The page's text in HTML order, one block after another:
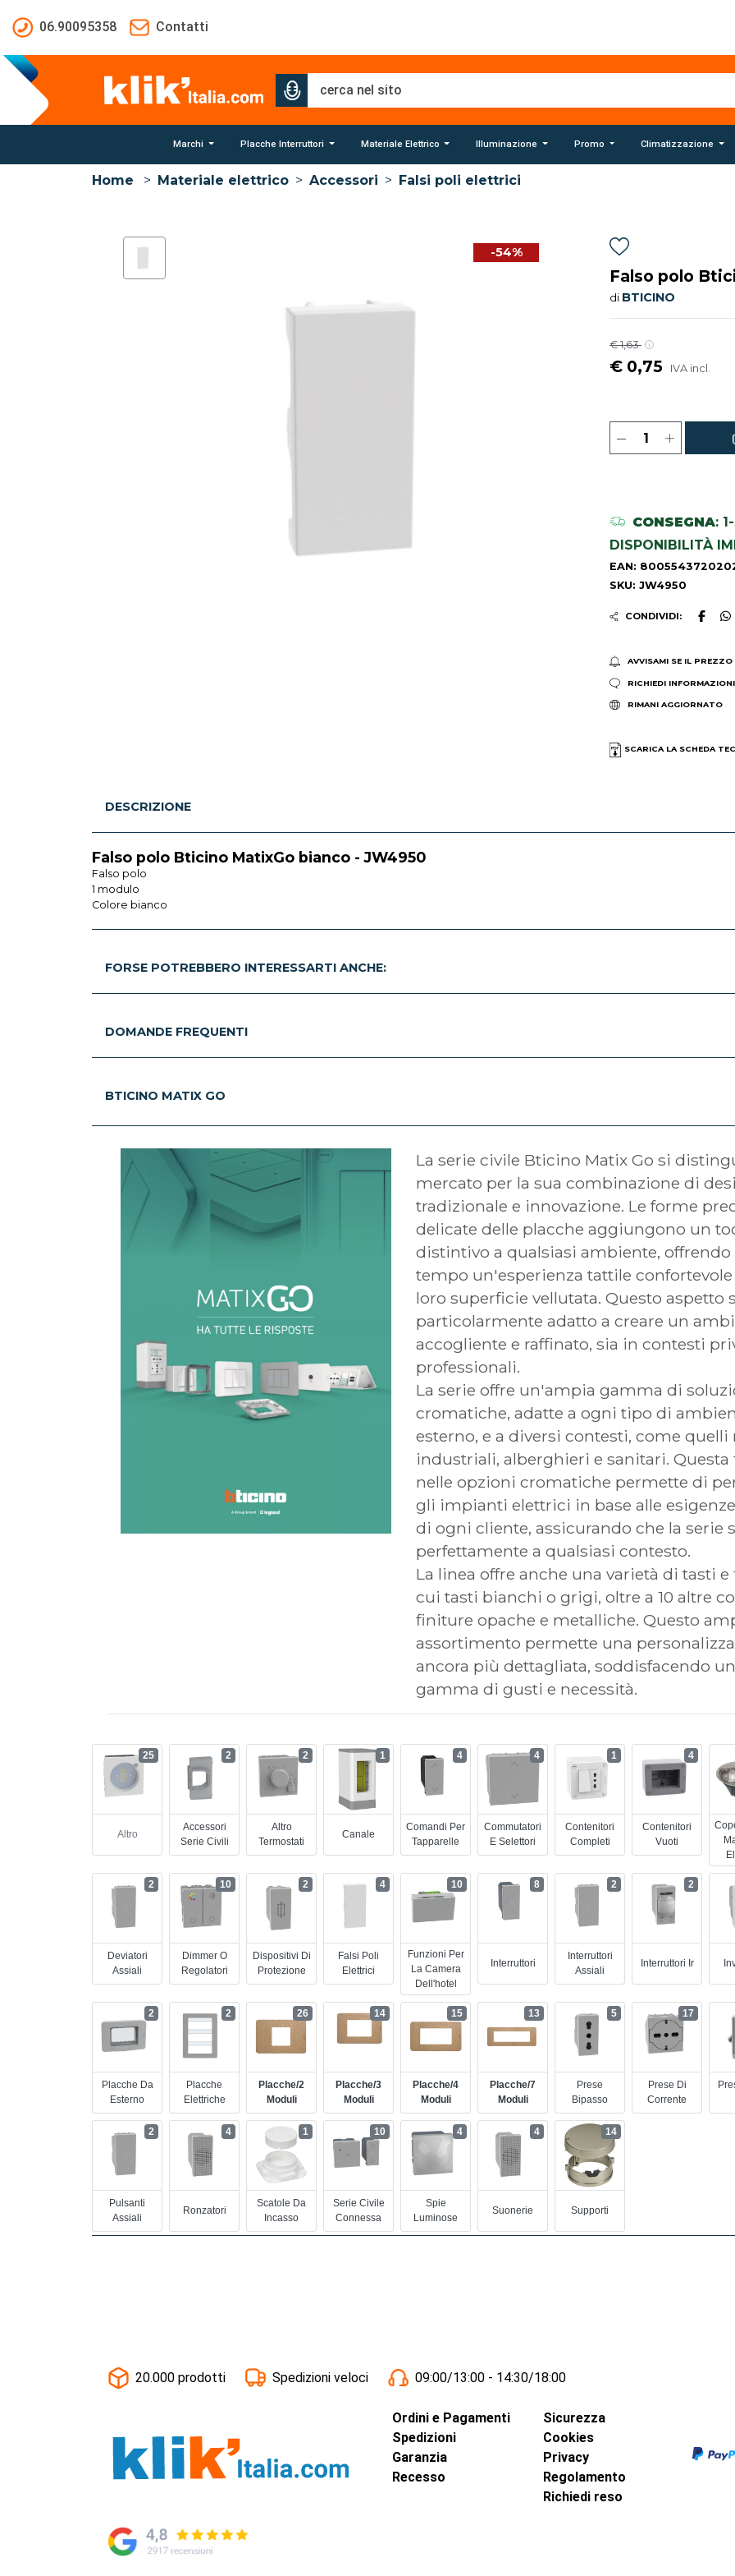
06.90095358
Contatti
Marchi Placche Interruttori Materiale Elettrico Illuminazione Promo Climatizzazione
Home > Materiale elettrico > Accessori > Falsi poli elettrici
-54%
Falso polo
di BTICINO
€ 1,63
€ 0,75 IVA incl.
CONSEGNA:
DISPONIBILITÀ
EAN:
SKU: JW4950
CONDIVIDI:
AVVISAMI SE IL PREZZO
RICHIEDI INFORMAZIONI
RIMANI AGGIORNATO
SCARICA LA SCHEDA
DESCRIZIONE
Falso polo Bticino MatixGo bianco - JW4950
Falso polo
1 modulo
Colore bianco
FORSE POTREBBERO INTERESSARTI ANCHE:
DOMANDE FREQUENTI
BTICINO MATIX GO
La serie civile Bticino Matix Go si
mercato per la sua combinazione di
tradizionale e innovazione. Le forme
delicate delle placche aggiungono un
distintivo a qualsiasi ambiente, offrendo
tempo un'esperienza tattile confortevole
loro superficie vellutata. Questo aspetto
particolarmente adatto a creare un
accogliente e raffinato, sia in contesti
professionali.
La serie offre un'ampia gamma di
cromatiche, adatte a ogni tipo di
esterno, e a diversi contesti, come quelli
industriali, alberghieri e sanitari. Questa
nelle opzioni cromatiche permette di
gli impianti elettrici in base alle
di ogni cliente, assicurando che la serie
perfettamente a qualsiasi contesto.
La linea offre anche una varietà di tasti
cui tasti bianchi o grigi, oltre a 10 altre
finiture opache e metalliche. Questo
assortimento permette una
ancora più dettagliata, soddisfacendo
gamma di gusti e necessità.
Altro
25
Accessori
Serie Civili
2
Altro
Termostati
2
Canale
1
Comandi Per
Tapparelle
4
Commutatori
E Selettori
4
Contenitori
Completi
1
Contenitori
Vuoti
4
Deviatori
Assiali
2
Dimmer O
Regolatori
10
Dispositivi Di
Protezione
2
Falsi Poli
Elettrici
4
Funzioni Per
La Camera
Dell'hotel
10
Interruttori
8
Interruttori
Assiali
2
Interruttori Ir
2
Placche Da
Esterno
2
Placche
Elettriche
2
Placche/2
Moduli
26
Placche/3
Moduli
14
Placche/4
Moduli
15
Placche/7
Moduli
13
Prese
Bipasso
5
Prese Di
Corrente
17
Pulsanti
Assiali
2
Ronzatori
4
Scatole Da
Incasso
1
Serie Civile
Connessa
10
Spie
Luminose
4
Suonerie
4
Supporti
14
20.000 prodotti Spedizioni veloci 09:00/13:00 - 14:30/18:00
Ordini e Pagamenti
Spedizioni
Garanzia
Recesso
Sicurezza
Cookies
Privacy
Regolamento
Richiedi reso